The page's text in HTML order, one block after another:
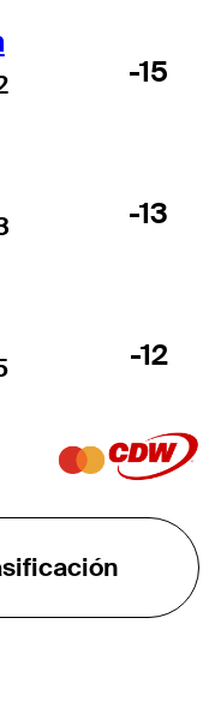
-15
-13
-12